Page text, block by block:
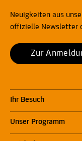
Neuigkeiten aus
offizielle Newsletter
Zur
Ihr Besuch
Unser Programm